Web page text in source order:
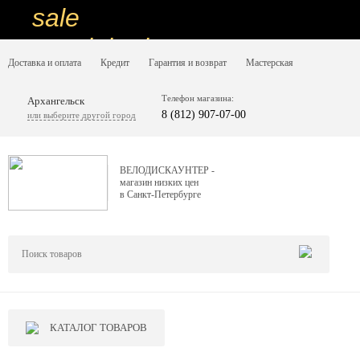
sale
special price
ну очень
вот дешево
sale
sale
Доставка и оплата Кредит Гарантия и возврат Мастерская
Архангельск
или выберите другой город
Телефон магазина:
8 (812) 907-07-00
ВЕЛОДИСКАУНТЕР -
магазин низких цен
в Санкт-Петербурге
КАТАЛОГ ТОВАРОВ